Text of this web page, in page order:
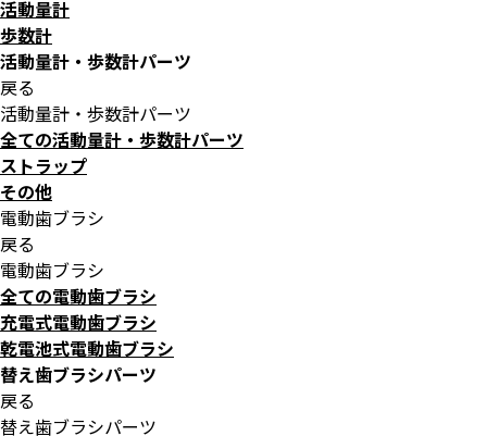
活動量計
歩数計
活動量計・歩数計パーツ
戻る
活動量計・歩数計パーツ
全ての活動量計・歩数計パーツ
ストラップ
その他
電動歯ブラシ
戻る
電動歯ブラシ
全ての電動歯ブラシ
充電式電動歯ブラシ
乾電池式電動歯ブラシ
替え歯ブラシパーツ
戻る
替え歯ブラシパーツ